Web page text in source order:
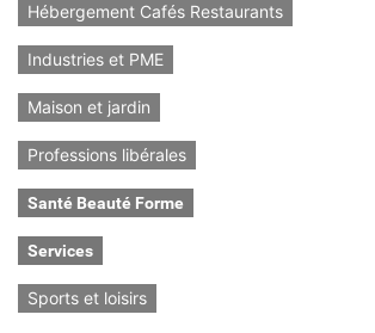
Hébergement Cafés Restaurants
Industries et PME
Maison et jardin
Professions libérales
Santé Beauté Forme
Services
Sports et loisirs